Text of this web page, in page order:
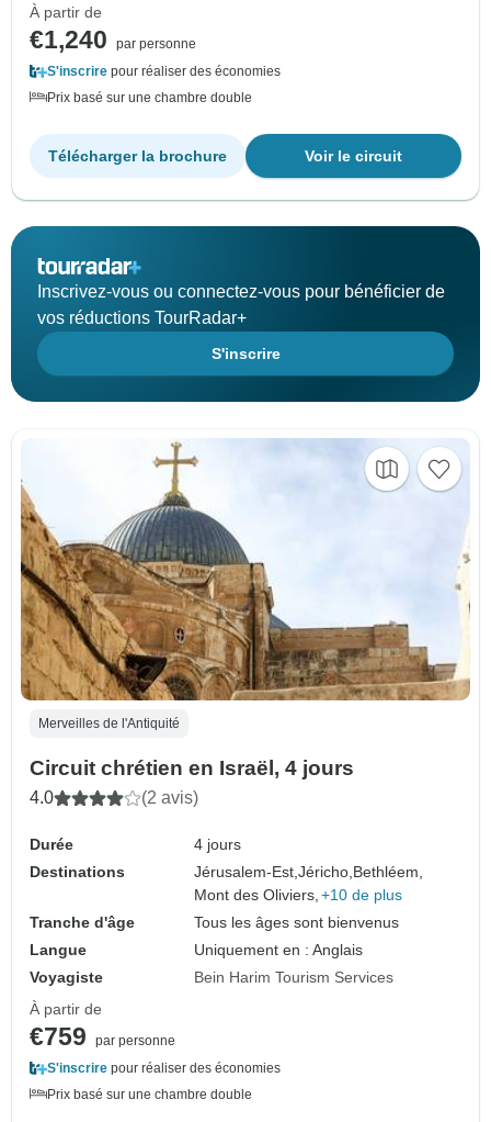
À partir de
€1,240
par personne
S'inscrire pour réaliser des économies
Prix basé sur une chambre double
Voir le circuit
Télécharger la brochure
Inscrivez-vous ou connectez-vous pour bénéficier de
vos réductions TourRadar+
S'inscrire
Merveilles de l'Antiquité
Circuit chrétien en Israël, 4 jours
4.0 (2 avis)
Durée
4 jours
Destinations
Jérusalem-Est,Jéricho,Bethléem,
Mont des Oliviers, +10 de plus
Tranche d'âge
Tous les âges sont bienvenus
Langue
Uniquement en : Anglais
Voyagiste
Bein Harim Tourism Services
À partir de
€759
par personne
S'inscrire pour réaliser des économies
Prix basé sur une chambre double